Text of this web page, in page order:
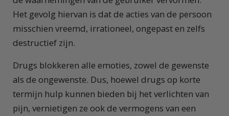
Het gevolg hiervan is dat de acties van de persoon
misschien vreemd, irrationeel, ongepast en zelfs
destructief zijn.
Drugs blokkeren alle emoties, zowel de gewenste
als de ongewenste. Dus, hoewel drugs op korte
termijn hulp kunnen bieden bij het verlichten van
pijn, vernietigen ze ook de vermogens van een